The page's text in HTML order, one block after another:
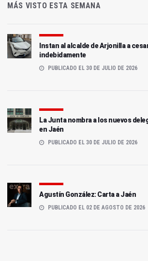
MÁS VISTO ESTA SEMANA
Instan al alcalde de Arjonilla a
indebidamente
PUBLICADO EL 30 DE JULIO DE 2026
La Junta nombra a los nuevos
en Jaén
PUBLICADO EL 30 DE JULIO DE 2026
Agustín González: Carta a Jaén
PUBLICADO EL 02 DE AGOSTO DE 2026